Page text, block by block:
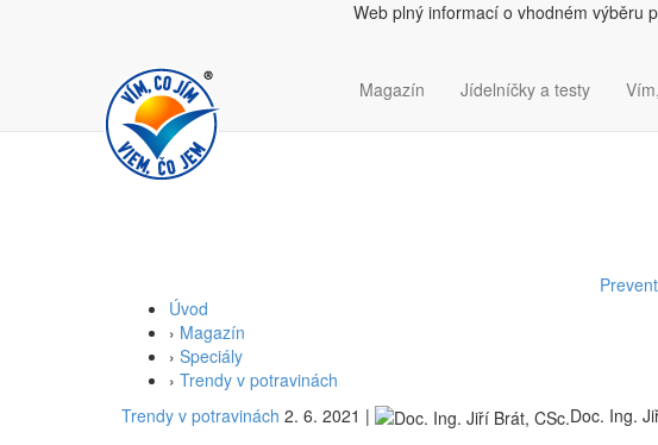
Web plný informací o vhodném výběru
Magazín Jídelníčky a testy
Úvod
› Magazín
› Speciály
› Trendy v potravinách
Trendy v potravinách 2. 6. 2021 | Doc. Ing.